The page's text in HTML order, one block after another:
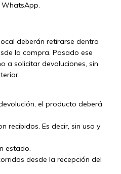
WhatsApp.
deberán retirarse dentro
la compra. Pasado ese
a solicitar devoluciones, sin
el producto deberá
recibidos. Es decir, sin uso y
estado.
desde la recepción del